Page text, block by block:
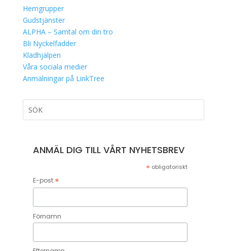
Hemgrupper
Gudstjänster
ALPHA – Samtal om din tro
Bli Nyckelfadder
Klädhjälpen
Våra sociala medier
Anmälningar på LinkTree
ANMÄL DIG TILL VÅRT NYHETSBREV
* obligatoriskt
E-post *
Förnamn